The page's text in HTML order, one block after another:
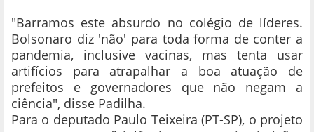
"Barramos este absurdo no colégio de líderes.
Bolsonaro diz 'não' para toda forma de conter a
pandemia, inclusive vacinas, mas tenta usar
artifícios para atrapalhar a boa atuação de
prefeitos e governadores que não negam a
ciência", disse Padilha.
Para o deputado Paulo Teixeira (PT-SP), o projeto